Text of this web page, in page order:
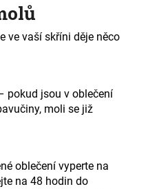
ve vaší skříni děje něco
pokud jsou v oblečení
moli se již
oblečení vyperte na
na 48 hodin do